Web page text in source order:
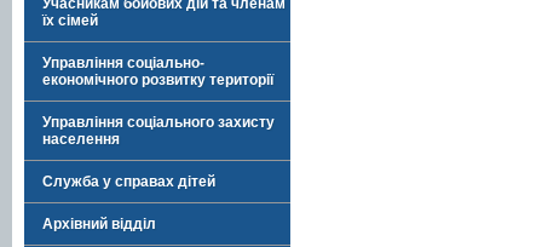
Учасникам бойових дій та членам
їх сімей
Управління соціально-
економічного розвитку території
Управління соціального захисту
населення
Служба у справах дітей
Архівний відділ